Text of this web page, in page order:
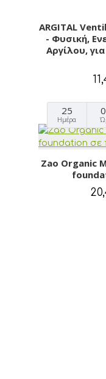
ARGITAL
- Φυσική,
Αργίλου,
25
Ημέρα
Zao Organic